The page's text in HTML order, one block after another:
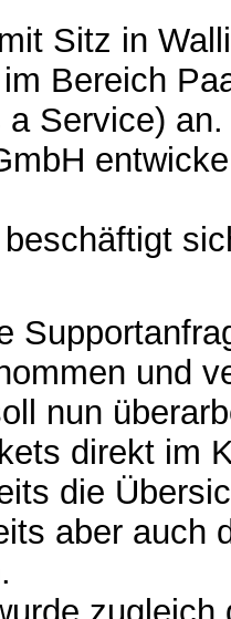
Sitz in
Bereich
Service) an.
und
nun
direkt im
die
aber auch